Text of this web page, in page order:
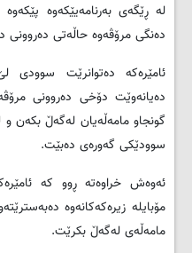
له‌ ڕێگه‌ى به‌رنامه‌یێکه‌وه‌
ده‌نگى مرۆڤه‌وه‌ حاڵه‌تی
ئامێره‌که‌ ده‌توانرێت
ده‌یانه‌وێت دۆخی ده‌روونی
گونجاو مامه‌ڵه‌یان له‌گه‌ڵ بکه‌ن و
سوودێکى گه‌وره‌ی ده‌بێت.
ئه‌وه‌ش خراوه‌ته‌ ڕوو که‌
مۆبایله‌ زیره‌که‌کانه‌وه‌
مامه‌ڵه‌ی له‌گه‌ڵ بکرێت.